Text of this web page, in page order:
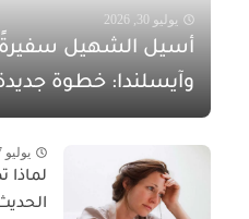
يوليو 30, 2026
أسيل الشهيل
وآيسلندا: خطوة
يوليو 27, 2026